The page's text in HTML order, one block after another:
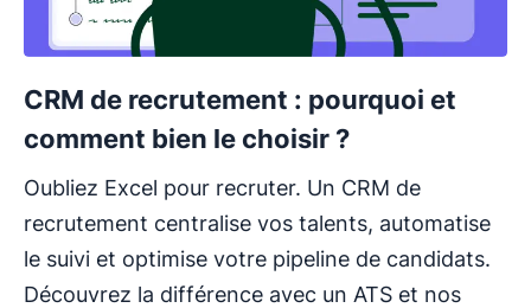
CRM de recrutement : pourquoi et
comment bien le choisir ?
Oubliez Excel pour recruter. Un CRM de
recrutement centralise vos talents, automatise
le suivi et optimise votre pipeline de candidats.
Découvrez la différence avec un ATS et nos